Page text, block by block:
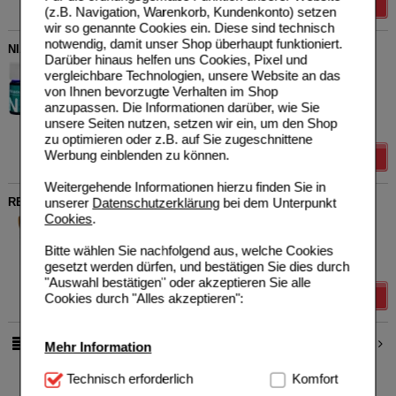
(z.B. Navigation, Warenkorb, Kundenkonto) setzen
wir so genannte Cookies ein. Diese sind technisch
notwendig, damit unser Shop überhaupt funktioniert.
Darüber hinaus helfen uns Cookies, Pixel und
vergleichbare Technologien, unsere Website an das
von Ihnen bevorzugte Verhalten im Shop
anzupassen. Die Informationen darüber, wie Sie
unsere Seiten nutzen, setzen wir ein, um den Shop
zu optimieren oder z.B. auf Sie zugeschnittene
Werbung einblenden zu können.
Weitergehende Informationen hierzu finden Sie in
unserer Datenschutzerklärungbei dem Unterpunkt
Cookies.
Bitte wählen Sie nachfolgend aus, welche Cookies
gesetzt werden dürfen, und bestätigen Sie dies durch
"Auswahl bestätigen" oder akzeptieren Sie alle
Cookies durch "Alles akzeptieren":
Mehr Information
Technisch Notwendig:Hierbei handelt es sich um
Technisch erforderlich Komfort
NIAOULI Bio 100% nat.ätherisches Öl
Agilpharma GmbH
11016079
10ml Öl, ätherisches
UVP**
Unser Preis*
Sie sparen
Grundpreis
639,00 €
RELAXAGIL tag Kapseln
Agilpharma GmbH
90St Kapseln Unser Preis*
Sie sparen 5,99 €